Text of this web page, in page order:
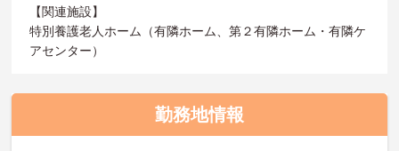
【関連施設】
特別養護老人ホーム（有隣ホーム、第２有隣ホーム・有隣ケ
アセンター）
勤務地情報